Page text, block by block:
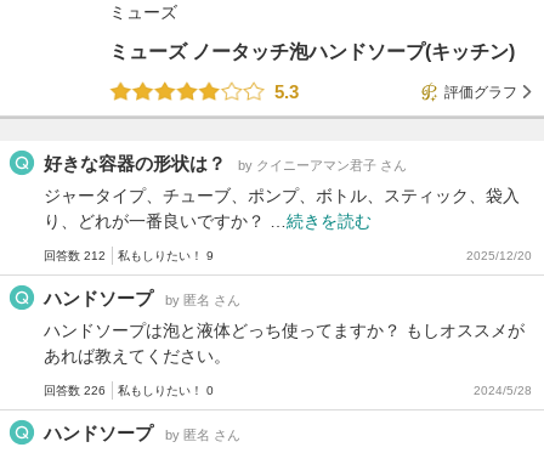
ミューズ
ミューズ ノータッチ泡ハンドソープ(キッチン)
5.3
評価グラフ
好きな容器の形状は？ by クイニーアマン君子 さん
ジャータイプ、チューブ、ポンプ、ボトル、スティック、袋入
り、どれが一番良いですか？ … 続きを読む
回答数 212 私もしりたい！ 9 2025/12/20
ハンドソープ by 匿名 さん
ハンドソープは泡と液体どっち使ってますか？ もしオススメが
あれば教えてください。
回答数 226 私もしりたい！ 0 2024/5/28
ハンドソープ by 匿名 さん